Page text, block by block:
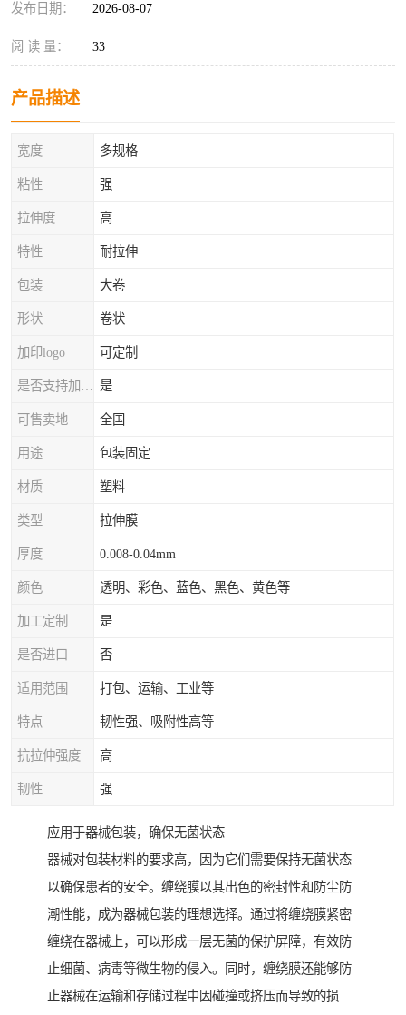
发布日期： 2026-08-07
阅 读 量： 33
产品描述
宽度 多规格
粘性 强
拉伸度 高
特性 耐拉伸
包装 大卷
形状 卷状
加印logo 可定制
是
可售卖地 全国
用途 包装固定
材质 塑料
类型 拉伸膜
厚度 0.008-0.04mm
颜色 透明、彩色、蓝色、黑色、黄色等
加工定制 是
是否进口 否
适用范围 打包、运输、工业等
特点 韧性强、吸附性高等
抗拉伸强度 高
韧性 强
应用于器械包装，确保无菌状态
器械对包装材料的要求高，因为它们需要保持无菌状态
以确保患者的安全。缠绕膜以其出色的密封性和防尘防
潮性能，成为器械包装的理想选择。通过将缠绕膜紧密
缠绕在器械上，可以形成一层无菌的保护屏障，有效防
止细菌、病毒等微生物的侵入。同时，缠绕膜还能够防
止器械在运输和存储过程中因碰撞或挤压而导致的损